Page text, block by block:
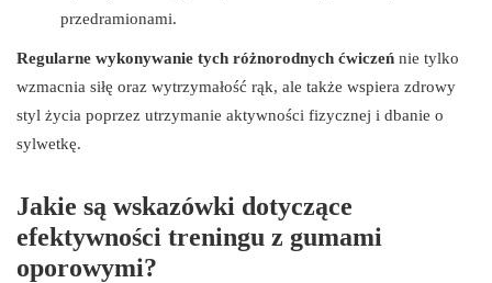
przedramionami.
Regularne wykonywanie tych różnorodnych ćwiczeń nie tylko
wzmacnia siłę oraz wytrzymałość rąk, ale także wspiera zdrowy
styl życia poprzez utrzymanie aktywności fizycznej i dbanie o
sylwetkę.
Jakie są wskazówki dotyczące
efektywności treningu z gumami
oporowymi?